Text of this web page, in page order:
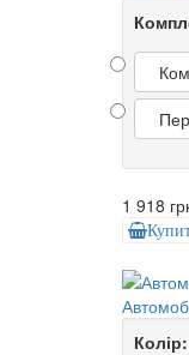
1 918
Колір: